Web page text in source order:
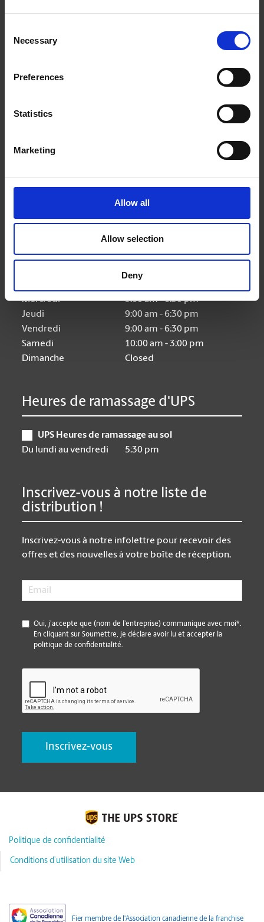
Selection
Necessary
Preferences
Statistics
Marketing
Allow all
Allow selection
Deny
Montreal QC - H4J 1E6
(514) 312-5555
Nous suivre
Heures d'ouverture
9:00 am - 6:30 pm
Mercredi
9:00 am - 6:30 pm
Jeudi
9:00 am - 6:30 pm
Vendredi
9:00 am - 6:30 pm
Samedi
10:00 am - 3:00 pm
Dimanche
Closed
Heures de ramassage d'UPS
UPS Heures de ramassage au sol
Du lundi au vendredi
5:30 pm
Inscrivez-vous à notre liste de
distribution !
Inscrivez-vous à notre infolettre pour recevoir des
offres et des nouvelles à votre boîte de réception.
Email
*
Oui, j’accepte que (nom de l’entreprise) communique avec moi*.
En cliquant sur Soumettre, je déclare avoir lu et accepter la
politique de confidentialité.
Politique de confidentialité
Conditions d’utilisation du site Web
Fier membre de l'Association canadienne de la franchise